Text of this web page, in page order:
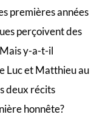
premières années
perçoivent des
y-a-t-il
Luc et Matthieu au
deux récits
honnête?